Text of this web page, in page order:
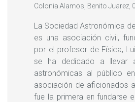
Colonia Alamos, Benito Juarez,
La Sociedad Astronómica
es una asociación civil,
por el profesor de Física,
se ha dedicado a llevar
astronómicas al público
asociación de aficionados
fue la primera en fundarse